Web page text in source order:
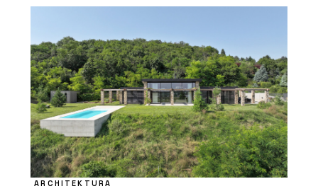
ARCHITEKTURA